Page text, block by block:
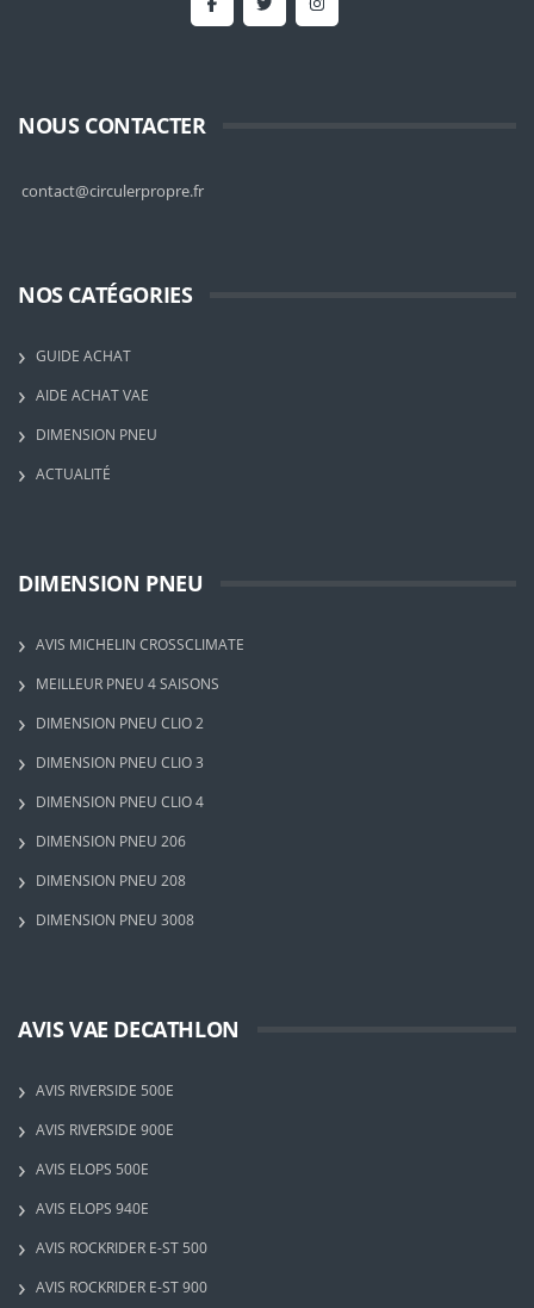
NOUS CONTACTER
contact@circulerpropre.fr
NOS CATÉGORIES
GUIDE ACHAT
AIDE ACHAT VAE
DIMENSION PNEU
ACTUALITÉ
DIMENSION PNEU
AVIS MICHELIN CROSSCLIMATE
MEILLEUR PNEU 4 SAISONS
DIMENSION PNEU CLIO 2
DIMENSION PNEU CLIO 3
DIMENSION PNEU CLIO 4
DIMENSION PNEU 206
DIMENSION PNEU 208
DIMENSION PNEU 3008
AVIS VAE DECATHLON
AVIS RIVERSIDE 500E
AVIS RIVERSIDE 900E
AVIS ELOPS 500E
AVIS ELOPS 940E
AVIS ROCKRIDER E-ST 500
AVIS ROCKRIDER E-ST 900